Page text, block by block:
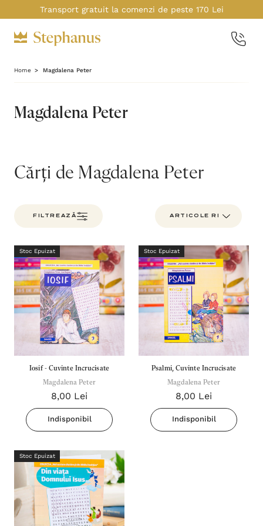
Transport gratuit la comenzi de peste 170 Lei
Home Magdalena Peter
Inima Omului
Magdalena Peter
Cărți de Magdalena Peter
FILTREAZĂ
Stoc Epuizat
Iosif - Cuvinte Incrucisate
Magdalena Peter
8,00 Lei
Indisponibil
Stoc Epuizat
Psalmi, Cuvinte Incrucisate
Magdalena Peter
8,00 Lei
Indisponibil
Stoc Epuizat